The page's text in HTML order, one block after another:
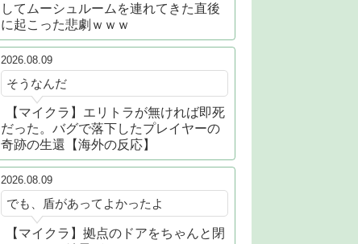
してムーシュルームを連れてきた直後
に起こった悲劇ｗｗｗ
2026.08.09
そうなんだ
【マイクラ】エリトラが無ければ即死
だった。バグで落下したプレイヤーの
奇跡の生還【海外の反応】
2026.08.09
でも、盾があってよかったよ
【マイクラ】拠点のドアをちゃんと閉